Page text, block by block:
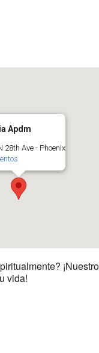
Apdm
28th Ave - Phoenix
vida!